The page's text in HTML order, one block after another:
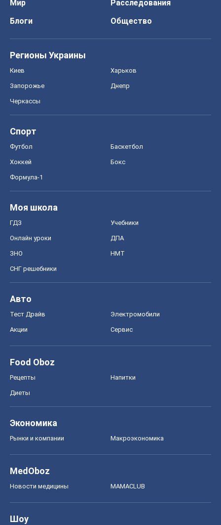
Мир
Расследования
Блоги
Общество
Регионы Украины
Киев Харьков
Запорожье Днепр
Черкассы
Спорт
Футбол Баскетбол
Хоккей Бокс
Формула-1
Моя школа
ГДЗ Учебники
Онлайн уроки ДПА
ЗНО НМТ
СНГ решебники
Авто
Тест Драйв Электромобили
Акции Сервис
Food Oboz
Рецепты Напитки
Диеты
Экономика
Рынки и компании Mакроэкономика
MedOboz
Новости медицины MAMACLUB
Шоу